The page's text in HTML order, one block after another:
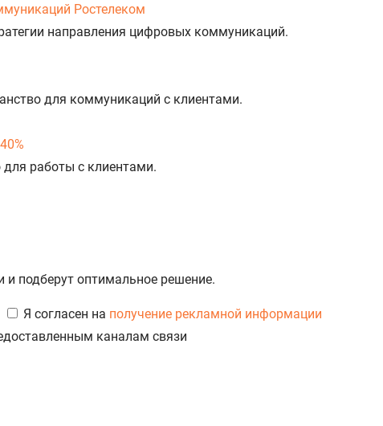
Ростелеком
направления цифровых коммуникаций.
для коммуникаций с клиентами.
для работы с клиентами.
подберут оптимальное решение.
Я согласен на получение рекламной информации
каналам связи